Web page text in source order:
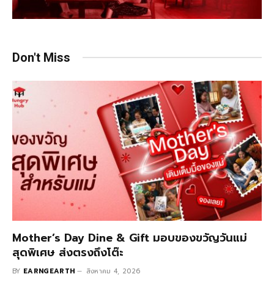
Don't Miss
Mother’s Day Dine & Gift มอบของขวัญวันแม่
สุดพิเศษ ส่งตรงถึงโต๊ะ
BY EARNGEARTH สิงหาคม 4, 2026